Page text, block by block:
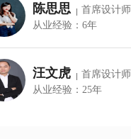
陈思思
首席设计师
从业经验：6年
汪文虎
首席设计师
从业经验：25年